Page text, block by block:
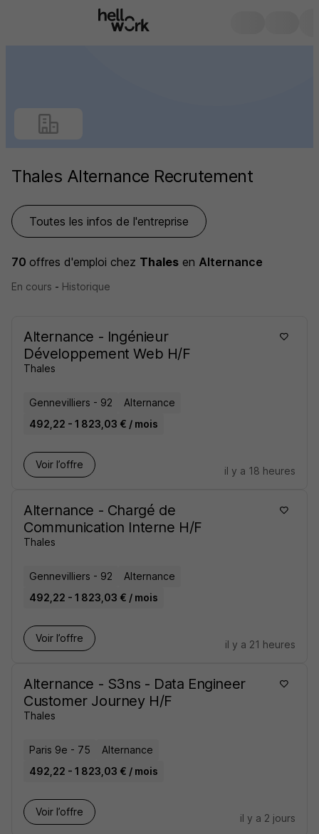
Thales Alternance Recrutement
Toutes les infos de l'entreprise
70 offres d'emploi chez Thales en Alternance
En cours - Historique
Alternance - Ingénieur
Développement Web H/F
Thales
Gennevilliers - 92
Alternance
492,22 - 1 823,03 € / mois
Voir l’offre
il y a 18 heures
Alternance - Chargé de
Communication Interne H/F
Thales
Gennevilliers - 92
Alternance
492,22 - 1 823,03 € / mois
Voir l’offre
il y a 21 heures
Alternance - S3ns - Data Engineer
Customer Journey H/F
Thales
Paris 9e - 75
Alternance
492,22 - 1 823,03 € / mois
Voir l’offre
il y a 2 jours